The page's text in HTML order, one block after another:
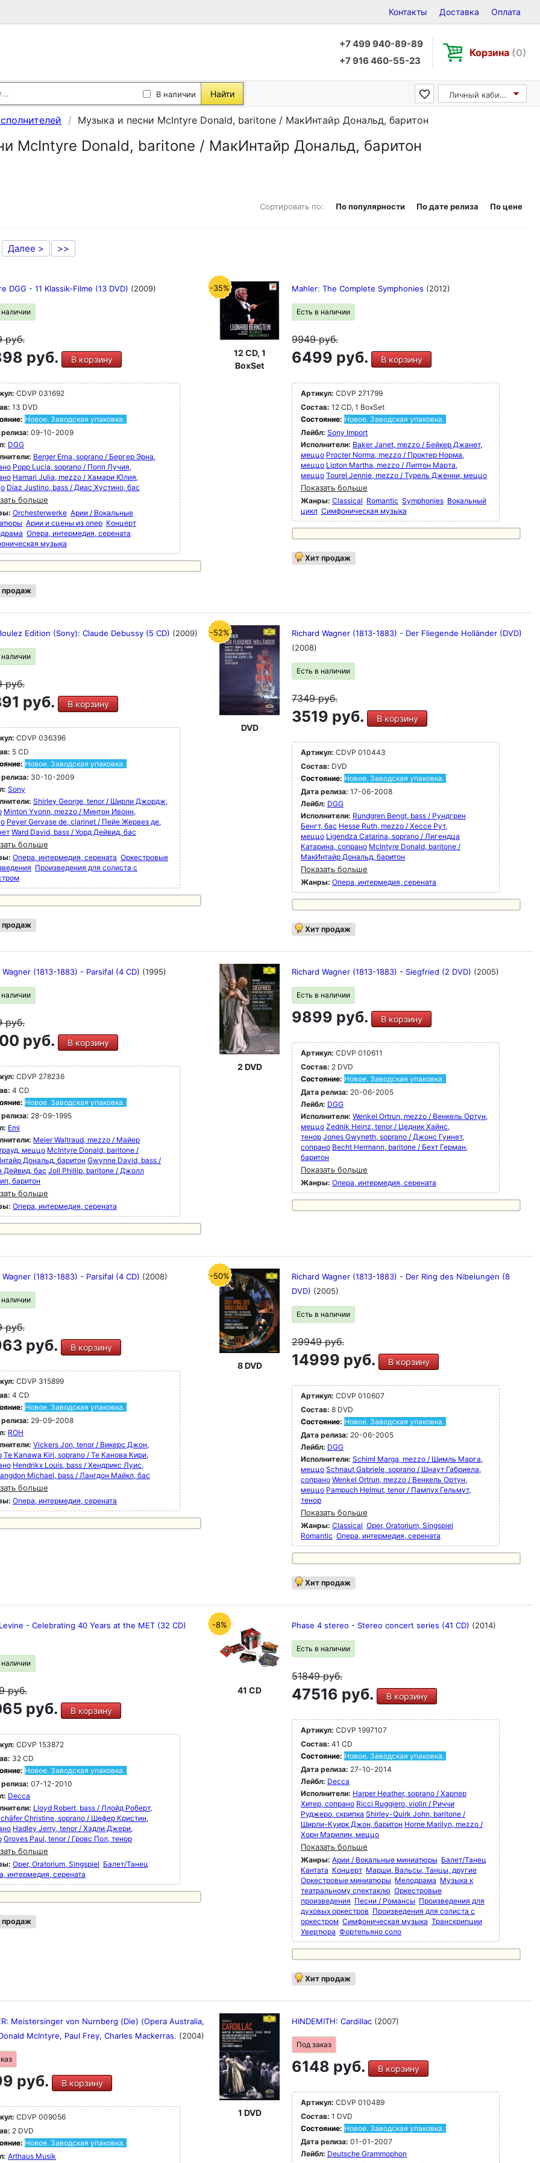
Контакты Доставка Оплата
+7 499 940-89-89
+7 916 460-55-23
Корзина (0)
В наличии Найти Личный кабинет
Музыка и песни McIntyre Donald, baritone / МакИнтайр Дональд, баритон
McIntyre Donald, baritone / МакИнтайр Дональд, баритон
Сортировать по: По популярности По дате релиза По цене
Далее > >>
DGG - 11 Klassik-Filme (13 DVD) (2009)
наличии
руб.
руб. В корзину
CDVP 031692
13 DVD
Новое. Заводская упаковка.
09-10-2009
DGG
Berger Erna, soprano / Бергер Эрна,
Popp Lucia, soprano / Попп Лучия,
Hamari Julia, mezzo / Хамари Юлия,
Diaz Justino, bass / Диас Хустино, бас
больше
Orchesterwerke Арии / Вокальные
Арии и сцены из опер Концерт
Опера, интермедия, серената
музыка
продаж
-35%
12 CD, 1
BoxSet
Mahler: The Complete Symphonies (2012)
Есть в наличии
9949руб.
6499 руб. В корзину
Артикул: CDVP 271799
Состав: 12 CD, 1 BoxSet
Состояние: Новое. Заводская упаковка.
Лейбл: Sony Import
Исполнители: Baker Janet, mezzo / Бейкер Джанет,
меццо Procter Norma, mezzo / Проктер Норма,
меццо Lipton Martha, mezzo / Липтон Марта,
меццо Tourel Jennie, mezzo / Турель Дженни, меццо
Показать больше
Жанры: Classical Romantic Symphonies Вокальный
цикл Симфоническая музыка
Хит продаж
Edition (Sony): Claude Debussy (5 CD) (2009)
наличии
руб.
руб. В корзину
CDVP 036396
5 CD
Новое. Заводская упаковка.
30-10-2009
Sony
Shirley George, tenor / Ширли Джордж,
Minton Yvonn, mezzo / Минтон Ивонн,
Peyer Gervase de, clarinet / Пейе Жервез де,
Ward David, bass / Уорд Дейвид, бас
больше
Опера, интермедия, серената Оркестровые
Произведения для солиста с
продаж
-52%
DVD
Richard Wagner (1813-1883) - Der Fliegende Holländer (DVD)
(2008)
Есть в наличии
7349руб.
3519 руб. В корзину
Артикул: CDVP 010443
Состав: DVD
Состояние: Новое. Заводская упаковка.
Дата релиза: 17-06-2008
Лейбл: DGG
Исполнители: Rundgren Bengt, bass / Рундгрен
Бенгт, бас Hesse Ruth, mezzo / Хессе Рут,
меццо Ligendza Catarina, soprano / Лигендца
Катарина, сопрано McIntyre Donald, baritone /
МакИнтайр Дональд, баритон
Показать больше
Жанры: Опера, интермедия, серената
Хит продаж
Wagner (1813-1883) - Parsifal (4 CD) (1995)
наличии
руб.
руб. В корзину
CDVP 278236
4 CD
Новое. Заводская упаковка.
28-09-1995
Emi
Meier Waltraud, mezzo / Майер
меццо McIntyre Donald, baritone /
Дональд, баритон Gwynne David, bass /
Дейвид, бас Joll Phillip, baritone / Джолл
баритон
больше
Опера, интермедия, серената
2 DVD
Richard Wagner (1813-1883) - Siegfried (2 DVD) (2005)
Есть в наличии
9899 руб. В корзину
Артикул: CDVP 010611
Состав: 2 DVD
Состояние: Новое. Заводская упаковка.
Дата релиза: 20-06-2005
Лейбл: DGG
Исполнители: Wenkel Ortrun, mezzo / Венкель Ортун,
меццо Zednik Heinz, tenor / Цедник Хайнс,
тенор Jones Gwyneth, soprano / Джонс Гуинет,
сопрано Becht Hermann, baritone / Бехт Герман,
баритон
Показать больше
Жанры: Опера, интермедия, серената
Wagner (1813-1883) - Parsifal (4 CD) (2008)
наличии
руб.
руб. В корзину
CDVP 315899
4 CD
Новое. Заводская упаковка.
29-09-2008
ROH
Vickers Jon, tenor / Викерс Джон,
Te Kanawa Kiri, soprano / Те Канова Кири,
Hendrikx Louis, bass / Хендрикс Луис,
Michael, bass / Лангдон Майкл, бас
больше
Опера, интермедия, серената
-50%
8 DVD
Richard Wagner (1813-1883) - Der Ring des Nibelungen (8
DVD) (2005)
Есть в наличии
29949руб.
14999 руб. В корзину
Артикул: CDVP 010607
Состав: 8 DVD
Состояние: Новое. Заводская упаковка.
Дата релиза: 20-06-2005
Лейбл: DGG
Исполнители: Schiml Marga, mezzo / Шимль Марга,
меццо Schnaut Gabriele, soprano / Шнаут Габриела,
сопрано Wenkel Ortrun, mezzo / Венкель Ортун,
меццо Pampuch Helmut, tenor / Пампух Гельмут,
тенор
Показать больше
Жанры: Classical Oper, Oratorium, Singspiel
Romantic Опера, интермедия, серената
Хит продаж
- Celebrating 40 Years at the MET (32 CD)
наличии
руб.
руб. В корзину
CDVP 153872
32 CD
Новое. Заводская упаковка.
07-12-2010
Decca
Lloyd Robert, bass / Ллойд Роберт,
Christine, soprano / Шефер Кристин,
Hadley Jerry, tenor / Хэдли Джери,
Groves Paul, tenor / Гровс Пол, тенор
больше
Oper, Oratorium, Singspiel Балет/Танец
интермедия, серената
продаж
-8%
41 CD
Phase 4 stereo - Stereo concert series (41 CD) (2014)
Есть в наличии
51849руб.
47516 руб. В корзину
Артикул: CDVP 1997107
Состав: 41 CD
Состояние: Новое. Заводская упаковка.
Дата релиза: 27-10-2014
Лейбл: Decca
Исполнители: Harper Heather, soprano / Харпер
Хитер, сопрано Ricci Ruggiero, violin / Риччи
Руджеро, скрипка Shirley-Quirk John, baritone /
Ширли-Куирк Джон, баритон Horne Marilyn, mezzo /
Хорн Мэрилин, меццо
Показать больше
Жанры: Арии / Вокальные миниатюры Балет/Танец
Кантата Концерт Марши, Вальсы, Танцы, другие
Оркестровые миниатюры Мелодрама Музыка к
театральному спектаклю Оркестровые
произведения Песни / Романсы Произведения для
духовых оркестров Произведения для солиста с
оркестром Симфоническая музыка Транскрипции
Увертюра Фортепьяно соло
Хит продаж
Meistersinger von Nurnberg (Die) (Opera Australia,
McIntyre, Paul Frey, Charles Mackerras. (2004)
руб. В корзину
CDVP 009056
2 DVD
Новое. Заводская упаковка.
Arthaus Musik
1 DVD
HINDEMITH: Cardillac (2007)
Под заказ
6148 руб. В корзину
Артикул: CDVP 010489
Состав: 1 DVD
Состояние: Новое. Заводская упаковка.
Дата релиза: 01-01-2007
Лейбл: Deutsche Grammophon